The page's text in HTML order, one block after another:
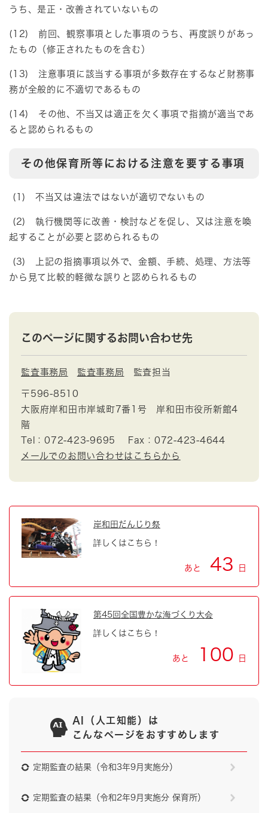
うち、是正・改善されていないもの
(12) 前回、観察事項とした事項のうち、再度誤りがあっ
たもの（修正されたものを含む）
(13) 注意事項に該当する事項が多数存在するなど財務事
務が全般的に不適切であるもの
(14) その他、不当又は適正を欠く事項で指摘が適当であ
ると認められるもの
その他保育所等における注意を要する事項
(1) 不当又は違法ではないが適切でないもの
(2) 執行機関等に改善・検討などを促し、又は注意を喚
起することが必要と認められるもの
(3) 上記の指摘事項以外で、金額、手続、処理、方法等
から見て比較的軽微な誤りと認められるもの
このページに関するお問い合わせ先
監査事務局 監査事務局 監査担当
〒596-8510
大阪府岸和田市岸城町7番1号 岸和田市役所新館4
階
Tel：072-423-9695
Fax：072-423-4644
メールでのお問い合わせはこちらから
岸和田だんじり祭
詳しくはこちら！
あと 43 日
第45回全国豊かな海づくり大会
詳しくはこちら！
あと 100 日
AI（人工知能）は
こんなページをおすすめします
定期監査の結果（令和3年9月実施分）
定期監査の結果（令和2年9月実施分 保育所）